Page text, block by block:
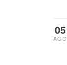
05
AGO